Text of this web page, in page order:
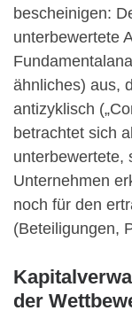
bescheinigen:
unterbewertete
ähnliches) aus,
antizyklisch
betrachtet sich
unterbewertete,
Unternehmen
noch für den
(Beteiligungen,
der